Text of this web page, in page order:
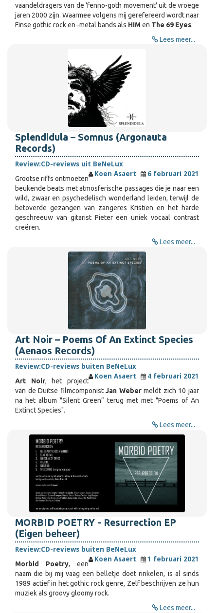
vaandeldragers van de 'fenno-goth movement' uit de vroege
jaren 2000 zijn. Waarmee volgens mij gerefereerd wordt naar
Finse gothic rock en -metal bands als HIMen The 69 Eyes.
Lees meer...
Splendidula – Somnus (Argonauta
Records)
Review:CD-reviews uit BeNeLux
Koen Asaert
6 februari 2021
Grootse riffs ontmoeten
beukende beats met atmosferische passages die je naar een
wild, zwaar en psychedelisch wonderland leiden, terwijl de
betoverde gezangen van zangeres Kristien en het harde
geschreeuw van gitarist Pieter een uniek vocaal contrast
creëren.
Lees meer...
Art Noir – Poems Of An Extinct Species
(Aenaos Records)
Review:CD-reviews buiten BeNeLux
Koen Asaert
4 februari 2021
Art Noir, het project
van de Duitse filmcomponistJan Webermeldt zich 10 jaar
na het album "Silent Green” terug met met "Poems of An
Extinct Species".
Lees meer...
MORBID POETRY - Resurrection EP
(Eigen beheer)
Review:CD-reviews buiten BeNeLux
Koen Asaert
1 februari 2021
Morbid Poetry, een
naam die bij mij vaag een belletje doet rinkelen, is al sinds
1989 actief in het gothic rock genre, Zelf beschrijven ze hun
muziek als groovy gloomy rock.
Lees meer...